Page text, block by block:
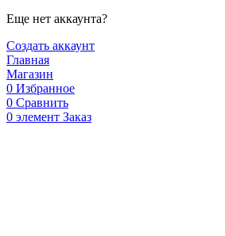
Еще нет аккаунта?
Создать аккаунт
Главная
Магазин
0 Избранное
0 Сравнить
0 элемент Заказ